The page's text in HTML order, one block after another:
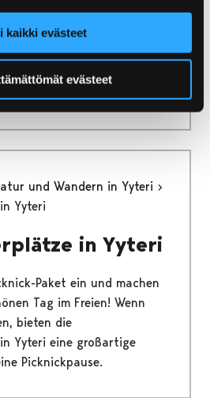
kaikki evästeet
evästeet
und Wandern in Yyteri
Yyteri
in Yyteri
Paket ein und machen
Tag im Freien! Wenn
bieten die
Yyteri eine großartige
Picknickpause.